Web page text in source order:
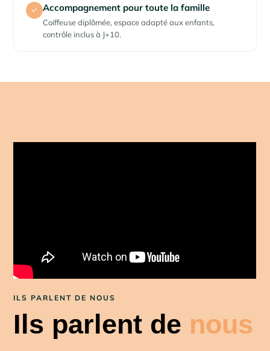
✓ Accompagnement pour toute la famille
Coiffeuse diplômée, espace adapté aux enfants,
contrôle inclus à J+10.
ILS PARLENT DE NOUS
Ils parlent de nous